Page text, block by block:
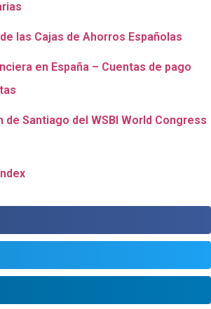
las Cajas de Ahorros Españolas
en España – Cuentas de pago
de Santiago del WSBI World Congress